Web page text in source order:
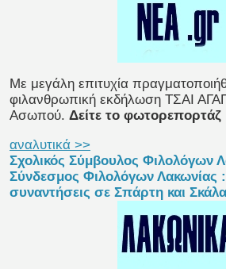
Με μεγάλη επιτυχία
φιλανθρωπική εκδήλωση ΤΣΑΙ
Ασωπού. Δείτε το φωτορεπορτάζ
αναλυτικά >>
Σχολικός Σύμβουλος Φιλολόγων
Σύνδεσμος Φιλολόγων Λακωνίας
συναντήσεις σε Σπάρτη και